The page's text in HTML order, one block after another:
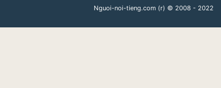
Nguoi-noi-tieng.com (r) © 2008 - 2022